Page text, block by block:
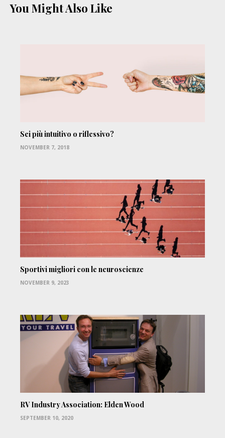
You Might Also Like
Sei più intuitivo o riflessivo?
NOVEMBER 7, 2018
Sportivi migliori con le neuroscienze
NOVEMBER 9, 2023
RV Industry Association: Elden Wood
SEPTEMBER 10, 2020